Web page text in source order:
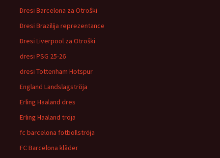
Dresi Barcelona za Otroški
Dresi Brazilija reprezentance
Dresi Liverpool za Otroški
dresi PSG 25-26
dresi Tottenham Hotspur
England Landslagströja
Erling Haaland dres
Erling Haaland tröja
fc barcelona fotbollströja
FC Barcelona kläder